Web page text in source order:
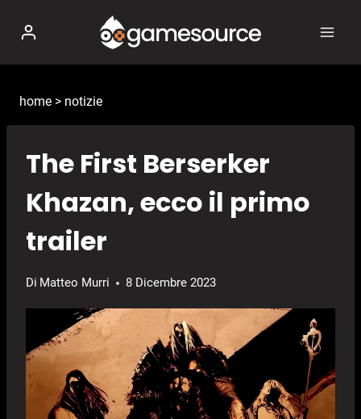
contenuto
home > notizie
The First Berserker
Khazan, ecco il primo
trailer
Di Matteo Murri 8 Dicembre 2023